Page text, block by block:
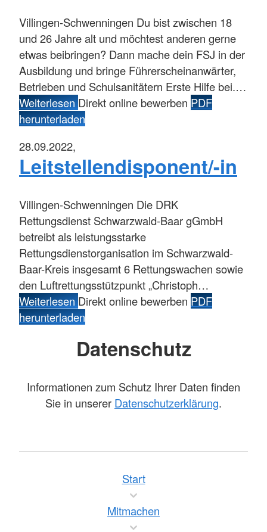
Villingen-Schwenningen Du bist zwischen 18
und 26 Jahre alt und möchtest anderen gerne
etwas beibringen? Dann mache dein FSJ in der
Ausbildung und bringe Führerscheinanwärter,
Betrieben und Schulsanitätern Erste Hilfe bei.…
WeiterlesenDirekt online bewerben PDF
herunterladen
28.09.2022,
Leitstellendisponent/-in
Villingen-Schwenningen Die DRK
Rettungsdienst Schwarzwald-Baar gGmbH
betreibt als leistungsstarke
Rettungsdienstorganisation im Schwarzwald-
Baar-Kreis insgesamt 6 Rettungswachen sowie
den Luftrettungsstützpunkt „Christoph…
WeiterlesenDirekt online bewerben PDF
herunterladen
Datenschutz
Informationen zum Schutz Ihrer Daten finden
Sie in unserer Datenschutzerklärung.
Start
Mitmachen